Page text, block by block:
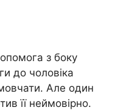
з боку
до чоловіка
Але один
її неймовірно.